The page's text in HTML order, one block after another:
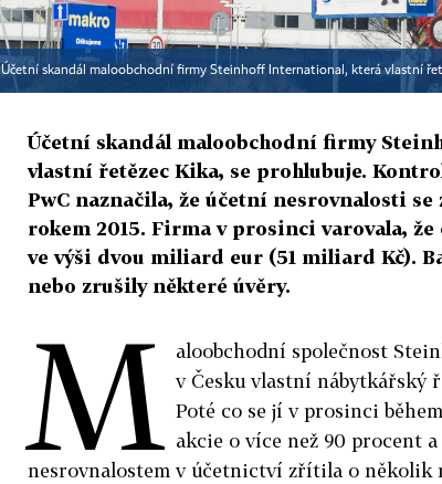
Účetní skandál maloobchodní firmy Steinhoff International, která vlastní
Účetní skandál maloobchodní firmy
vlastní řetězec Kika, se prohlubuje.
PwC naznačila, že účetní nesrovnalosti
rokem 2015. Firma v prosinci varovala,
ve výši dvou miliard eur (51 miliard Kč).
nebo zrušily některé úvěry.
M aloobchodní společnost
v Česku vlastní nábytkářský
Poté co se jí v prosinci
akcie o více než 90 procent
nesrovnalostem v účetnictví zřítila o několik